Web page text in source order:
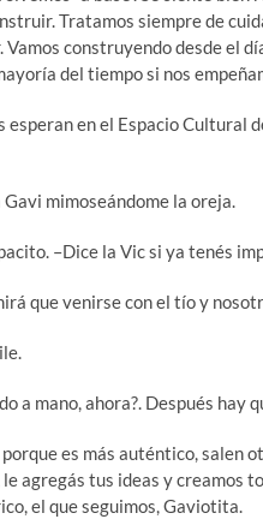
Tratamos siempre de
Vamos construyendo desde el
del tiempo si nos
esperan en el Espacio Cultural
mimoseándome la oreja.
–Dice la Vic si ya tenés
que venirse con el tío y
a mano, ahora?. Después hay
es más auténtico, salen
agregás tus ideas y creamos
el que seguimos, Gaviotita.